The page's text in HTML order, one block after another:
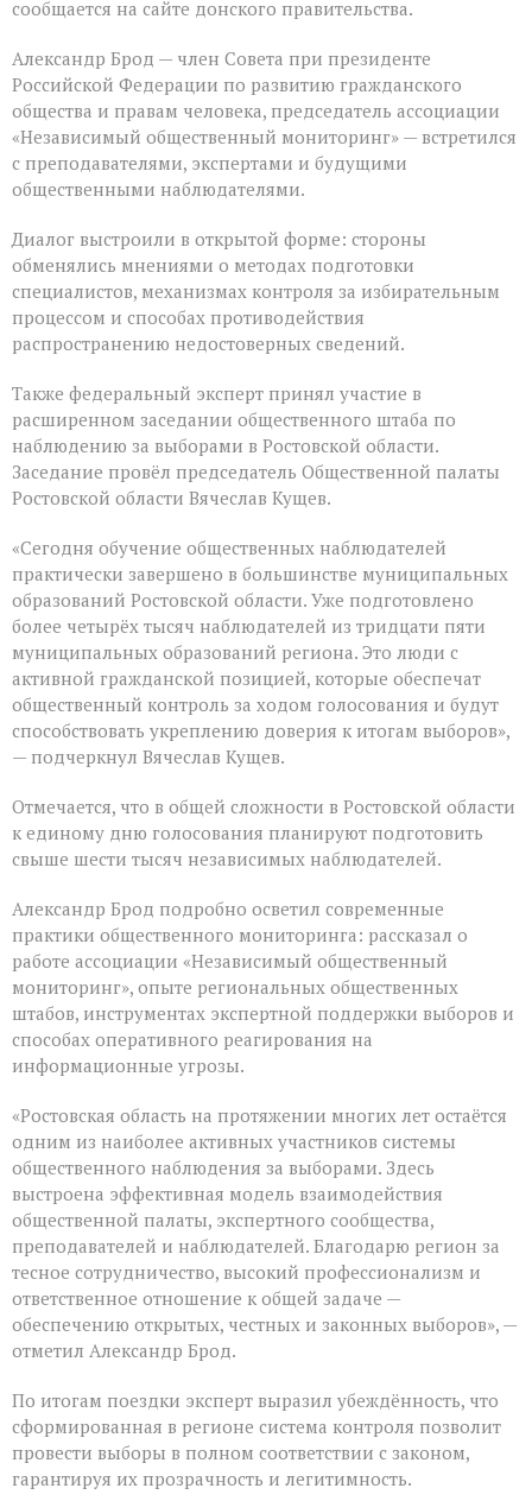
сообщается на сайте донского правительства.
Александр Брод — член Совета при президенте
Российской Федерации по развитию гражданского
общества и правам человека, председатель ассоциации
«Независимый общественный мониторинг» — встретился
с преподавателями, экспертами и будущими
общественными наблюдателями.
Диалог выстроили в открытой форме: стороны
обменялись мнениями о методах подготовки
специалистов, механизмах контроля за избирательным
процессом и способах противодействия
распространению недостоверных сведений.
Также федеральный эксперт принял участие в
расширенном заседании общественного штаба по
наблюдению за выборами в Ростовской области.
Заседание провёл председатель Общественной палаты
Ростовской области Вячеслав Кущев.
«Сегодня обучение общественных наблюдателей
практически завершено в большинстве муниципальных
образований Ростовской области. Уже подготовлено
более четырёх тысяч наблюдателей из тридцати пяти
муниципальных образований региона. Это люди с
активной гражданской позицией, которые обеспечат
общественный контроль за ходом голосования и будут
способствовать укреплению доверия к итогам выборов»,
— подчеркнул Вячеслав Кущев.
Отмечается, что в общей сложности в Ростовской области
к единому дню голосования планируют подготовить
свыше шести тысяч независимых наблюдателей.
Александр Брод подробно осветил современные
практики общественного мониторинга: рассказал о
работе ассоциации «Независимый общественный
мониторинг», опыте региональных общественных
штабов, инструментах экспертной поддержки выборов и
способах оперативного реагирования на
информационные угрозы.
«Ростовская область на протяжении многих лет остаётся
одним из наиболее активных участников системы
общественного наблюдения за выборами. Здесь
выстроена эффективная модель взаимодействия
общественной палаты, экспертного сообщества,
преподавателей и наблюдателей. Благодарю регион за
тесное сотрудничество, высокий профессионализм и
ответственное отношение к общей задаче —
обеспечению открытых, честных и законных выборов», —
отметил Александр Брод.
По итогам поездки эксперт выразил убеждённость, что
сформированная в регионе система контроля позволит
провести выборы в полном соответствии с законом,
гарантируя их прозрачность и легитимность.